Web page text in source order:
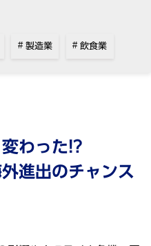
製造業 飲食業
わった!?
進出のチャンス